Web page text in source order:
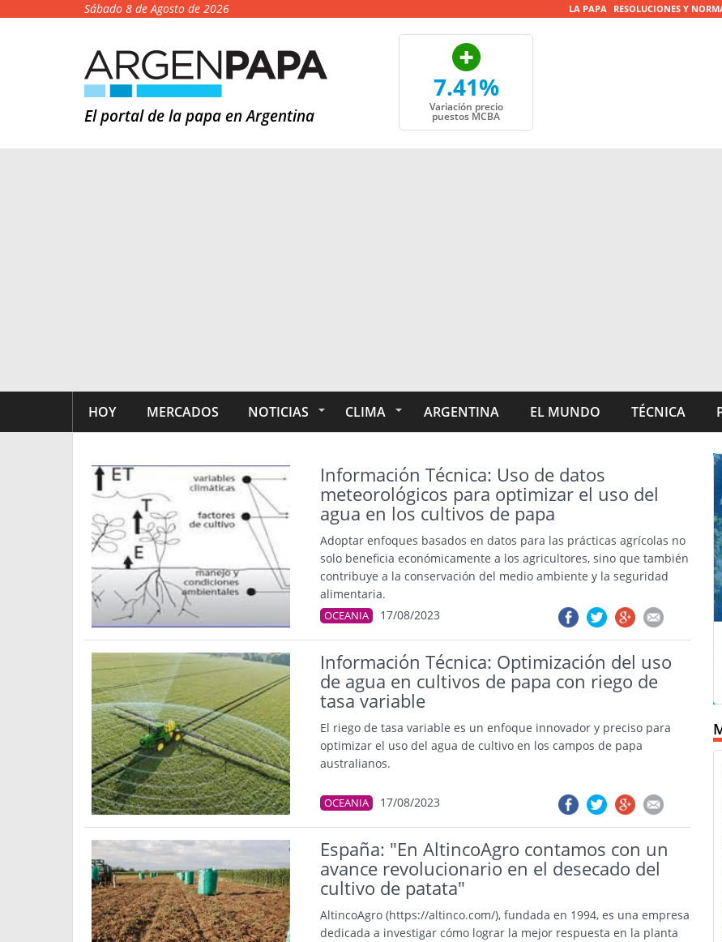
Sábado 8 de Agosto de 2026 LA PAPA RESOLUCIONES Y
El portal de la papa en Argentina
7.41%
Variación precio
puestos MCBA
HOY MERCADOS NOTICIAS CLIMA ARGENTINA EL MUNDO TÉCNICA
Información Técnica: Uso de datos
meteorológicos para optimizar el uso del
agua en los cultivos de papa
Adoptar enfoques basados ​​en datos para las prácticas agrícolas no
solo beneficia económicamente a los agricultores, sino que también
contribuye a la conservación del medio ambiente y la seguridad
alimentaria.
OCEANIA 17/08/2023
Información Técnica: Optimización del uso
de agua en cultivos de papa con riego de
tasa variable
El riego de tasa variable es un enfoque innovador y preciso para
optimizar el uso del agua de cultivo en los campos de papa
australianos.
OCEANIA 17/08/2023
España: "En AltincoAgro contamos con un
avance revolucionario en el desecado del
cultivo de patata"
AltincoAgro (https://altinco.com/), fundada en 1994, es una empresa
dedicada a investigar cómo lograr la mejor respuesta en la planta